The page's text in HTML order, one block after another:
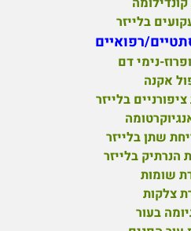
בלייזר
רפואיים
נימי דם
אקנה
בלייזר
שתן בלייזר
הנרתיק בלייזר
שומות
צלקות
בעור